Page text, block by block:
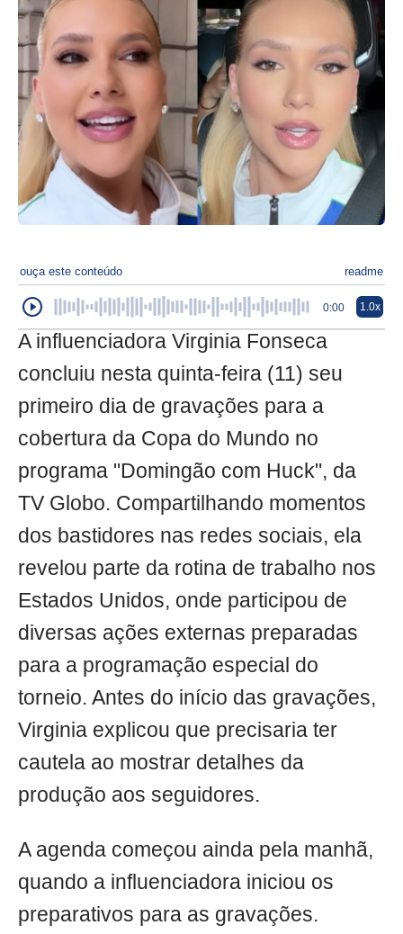
ouça este conteúdo readme
0:00 1.0x
A influenciadora Virginia Fonseca
concluiu nesta quinta-feira (11) seu
primeiro dia de gravações para a
cobertura da Copa do Mundo no
programa "Domingão com Huck", da
TV Globo. Compartilhando momentos
dos bastidores nas redes sociais, ela
revelou parte da rotina de trabalho nos
Estados Unidos, onde participou de
diversas ações externas preparadas
para a programação especial do
torneio. Antes do início das gravações,
Virginia explicou que precisaria ter
cautela ao mostrar detalhes da
produção aos seguidores.
A agenda começou ainda pela manhã,
quando a influenciadora iniciou os
preparativos para as gravações.